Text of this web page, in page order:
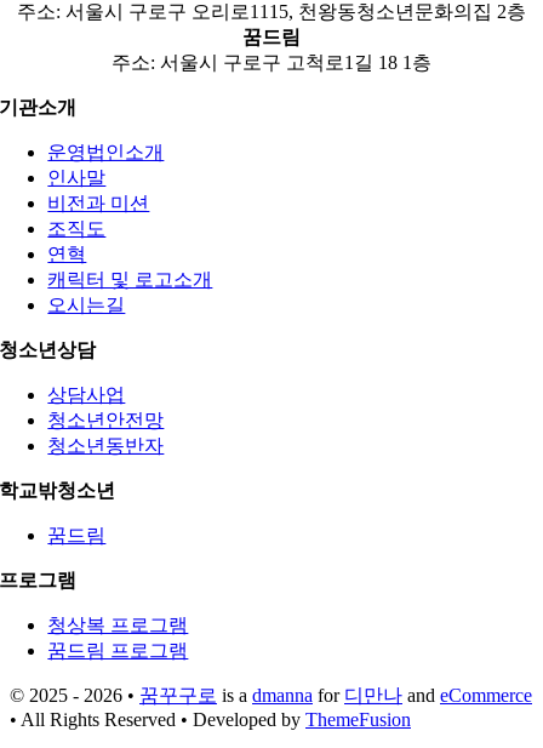
주소: 서울시 구로구 오리로1115, 천왕동청소년문화의집 2층
꿈드림
주소: 서울시 구로구 고척로1길 18 1층
기관소개
운영법인소개
인사말
비전과 미션
조직도
연혁
캐릭터 및 로고소개
오시는길
청소년상담
상담사업
청소년안전망
청소년동반자
학교밖청소년
꿈드림
프로그램
청상복 프로그램
꿈드림 프로그램
© 2025 - 2026 • 꿈꾸구로 is a dmanna for 디만나 and eCommerce
• All Rights Reserved • Developed by ThemeFusion